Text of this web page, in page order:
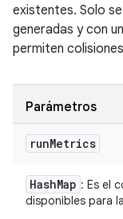
existentes. Solo
generadas y con
permiten
Parámetros
runMetrics
HashMap : Es el
disponibles para